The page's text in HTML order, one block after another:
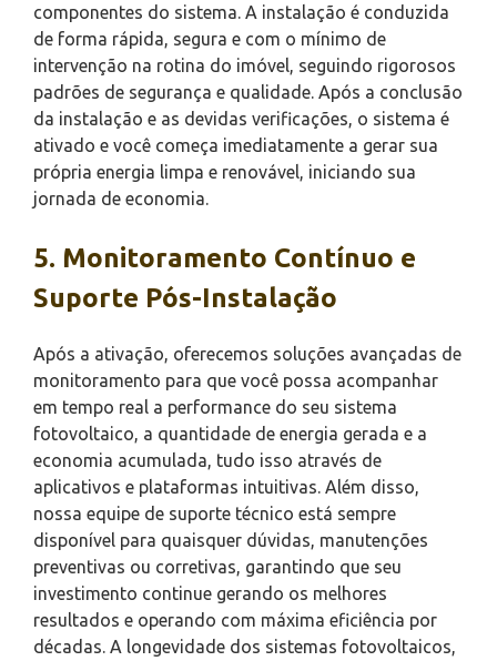
componentes do sistema. A instalação é conduzida
de forma rápida, segura e com o mínimo de
intervenção na rotina do imóvel, seguindo rigorosos
padrões de segurança e qualidade. Após a conclusão
da instalação e as devidas verificações, o sistema é
ativado e você começa imediatamente a gerar sua
própria energia limpa e renovável, iniciando sua
jornada de economia.
5. Monitoramento Contínuo e
Suporte Pós-Instalação
Após a ativação, oferecemos soluções avançadas de
monitoramento para que você possa acompanhar
em tempo real a performance do seu sistema
fotovoltaico, a quantidade de energia gerada e a
economia acumulada, tudo isso através de
aplicativos e plataformas intuitivas. Além disso,
nossa equipe de suporte técnico está sempre
disponível para quaisquer dúvidas, manutenções
preventivas ou corretivas, garantindo que seu
investimento continue gerando os melhores
resultados e operando com máxima eficiência por
décadas. A longevidade dos sistemas fotovoltaicos,